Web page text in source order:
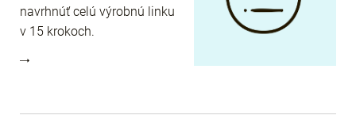
navrhnúť celú výrobnú linku
v 15 krokoch.